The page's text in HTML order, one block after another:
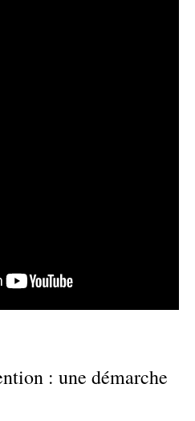
: une démarche